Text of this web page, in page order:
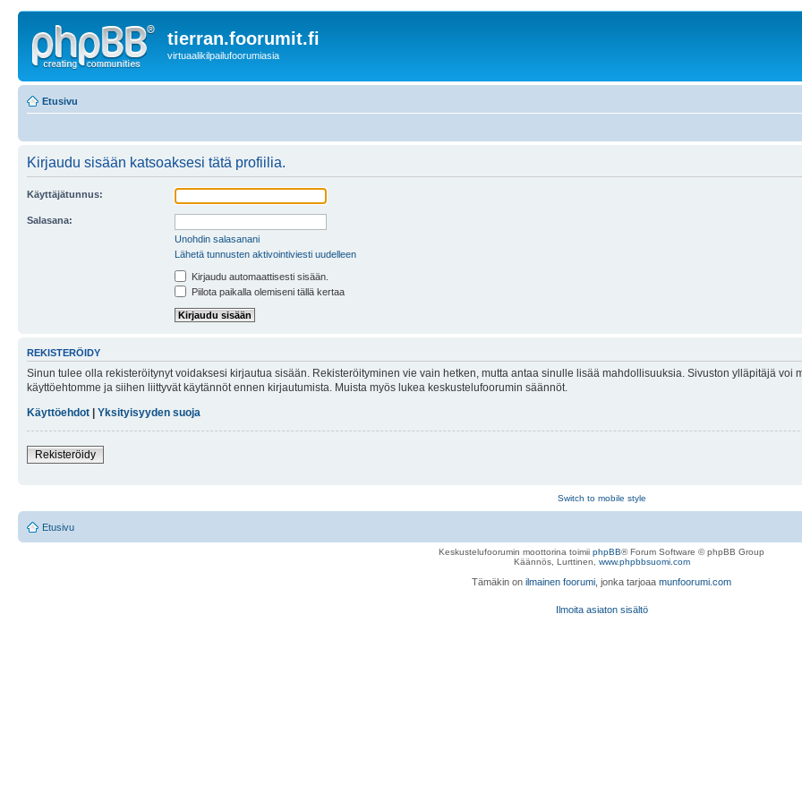
tierran.foorumit.fi
virtuaalikilpailufoorumiasia
Etusivu
Kirjaudu sisään katsoaksesi tätä profiilia.
Käyttäjätunnus:
Salasana:
Unohdin salasanani
Lähetä tunnusten aktivointiviesti uudelleen
Kirjaudu automaattisesti sisään.
Piilota paikalla olemiseni tällä kertaa
REKISTERÖIDY
Sinun tulee olla rekisteröitynyt voidaksesi kirjautua sisään. Rekisteröityminen vie vain hetken, mutta antaa sinulle lisää mahdollisuuksia. Sivuston ylläpitäjä
käyttöehtomme ja siihen liittyvät käytännöt ennen kirjautumista. Muista myös lukea keskustelufoorumin säännöt.
Käyttöehdot
Yksityisyyden suoja
Rekisteröidy
Switch to mobile style
Etusivu
Keskustelufoorumin moottorina toimii phpBB® Forum Software © phpBB Group
Käännös, Lurttinen, www.phpbbsuomi.com
Tämäkin on ilmainen foorumi , jonka tarjoaa munfoorumi.com
Ilmoita asiaton sisältö